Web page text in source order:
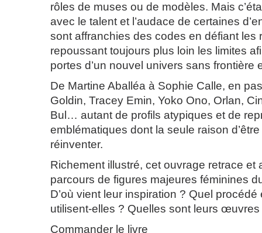
rôles de muses ou de modèles. Mais
avec le talent et l’audace de certaines
sont affranchies des codes en défiant les
repoussant toujours plus loin les limites
portes d’un nouvel univers sans frontière
De Martine Aballéa à Sophie Calle, en
Goldin, Tracey Emin, Yoko Ono, Orlan,
Bul… autant de profils atypiques et de
emblématiques dont la seule raison
réinventer.
Richement illustré, cet ouvrage retrace et
parcours de figures majeures féminines
D’où vient leur inspiration ? Quel
utilisent-elles ? Quelles sont leurs
Commander le livre